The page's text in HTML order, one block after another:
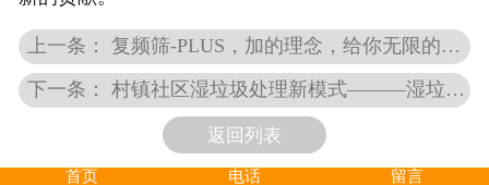
上一条： 复频筛-PLUS，加的理念，给你无限的可能
下一条： 村镇社区湿垃圾处理新模式———湿垃圾处理一体机，资源化处理好帮手
返回列表
首页 电话 留言